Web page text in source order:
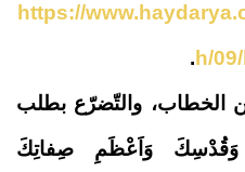
https://
h/
.
الخطاب، والتّضرّع بطلب
وَقُدْسِكَ وَاَعْظَمِ صِفاتِكَ